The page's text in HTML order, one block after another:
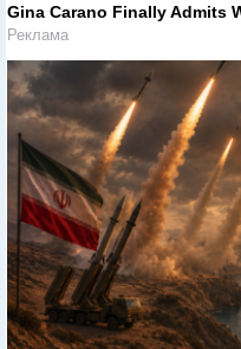
Gina Carano Finally Admits
Реклама